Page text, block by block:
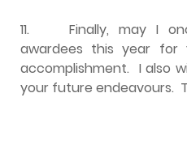
11. Finally, may I
awardees this year for
accomplishment. I also
your future endeavours.